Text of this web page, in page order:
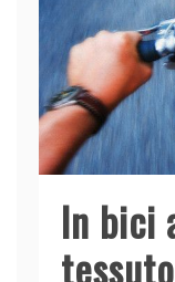
In bici